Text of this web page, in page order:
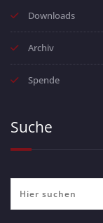
Downloads
Archiv
Spende
Suche